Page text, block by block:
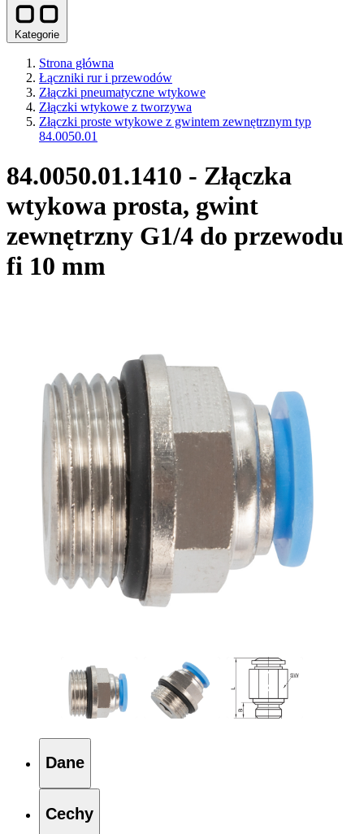
Kategorie
Strona główna
Łączniki rur i przewodów
Złączki pneumatyczne wtykowe
Złączki wtykowe z tworzywa
Złączki proste wtykowe z gwintem zewnętrznym typ
84.0050.01
84.0050.01.1410 - Złączka
wtykowa prosta, gwint
zewnętrzny G1/4 do przewodu
fi 10 mm
Dane
Cechy